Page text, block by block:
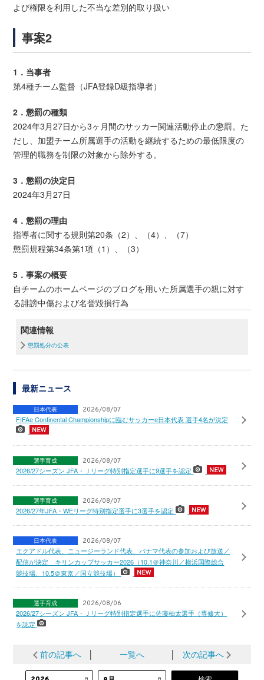
よび権限を利⽤した不当な差別的取り扱い
事案2
1．当事者
第4種チーム監督（JFA登録D級指導者）
2．懲罰の種類
2024年3月27日から3ヶ月間のサッカー関連活動停止の懲罰。た
だし、加盟チーム所属選手の活動を継続するための最低限度の
管理的職務を制限の対象から除外する。
3．懲罰の決定日
2024年3月27日
4．懲罰の理由
指導者に関する規則第20条（2）、（4）、（7）
懲罰規程第34条第1項（1）、（3）
5．事案の概要
自チームのホームページのブログを用いた所属選手の親に対す
る誹謗中傷および名誉毀損行為
関連情報
懲罰処分の公表
最新ニュース
日本代表 2026/08/07
FIFAe Continental Championshipに臨むサッカーe日本代表 選手4名が決定
選手育成 2026/08/07
2026/27シーズン JFA・Ｊリーグ特別指定選手に9選手を認定
選手育成 2026/08/07
2026/27年JFA・WEリーグ特別指定選手に3選手を認定
日本代表 2026/08/07
エクアドル代表、ニュージーランド代表、パナマ代表の参加および放送／
配信が決定 キリンカップサッカー2026（10.1＠神奈川／横浜国際総合
競技場、10.5＠東京／国立競技場）
選手育成 2026/08/06
2026/27シーズン JFA・Ｊリーグ特別指定選手に佐藤柚太選手（専修大）
を認定
前の記事へ 一覧へ 次の記事へ